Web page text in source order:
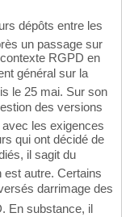
dépôts entre les
un passage sur
RGPD en
général sur la
le 25 mai. Sur son
des versions
les exigences
qui ont décidé de
il sagit du
est autre. Certains
darrimage des
En substance, il